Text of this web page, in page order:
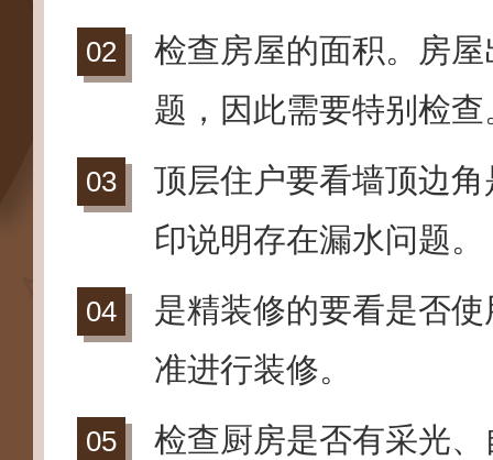
检查房屋的面积。房
题，因此需要特别检查
顶层住户要看墙顶边
印说明存在漏水问题。
是精装修的要看是否
准进行装修。
检查厨房是否有采光